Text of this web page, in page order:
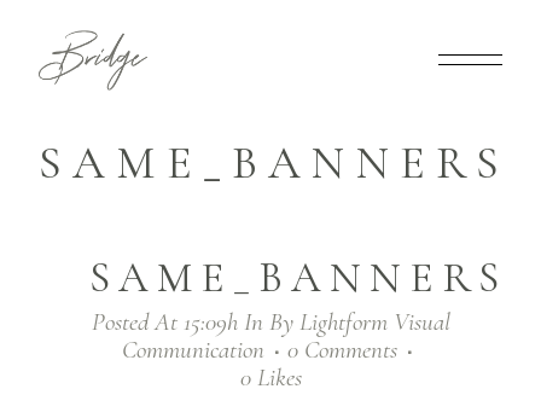
SAME_BANNERS
SAME_BANNERS
Posted At 15:09hIn By Lightform Visual
Communication
0 Comments
0 Likes